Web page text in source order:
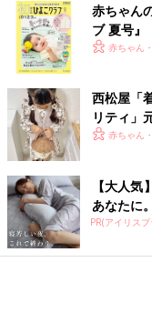
赤ちゃん
ブ 夏号』
く！ おっ
赤ちゃん
西松屋「
リティ」
出かけア
赤ちゃん
【大人
あなたに。
PR(アイリス